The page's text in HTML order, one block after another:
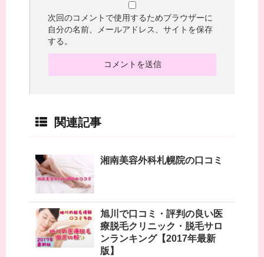
次回のコメントで使用するためブラウザーに
自分の名前、メールアドレス、サイトを保存
する。
関連記事
湘南美容外科札幌院の口コミ
旭川で口コミ・評判の良い医
療脱毛クリニック・脱毛サロ
ンランキング【2017年最新
版】